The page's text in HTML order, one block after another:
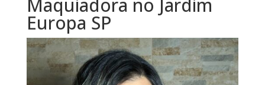
Maquiadora no Jardim
Europa SP